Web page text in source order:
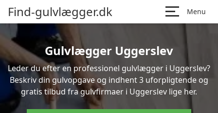
Find-gulvlægger.dk Menu
Gulvlægger Uggerslev
Leder du efter en professionel gulvlægger i Uggerslev?
Beskriv din gulvopgave og indhent 3 uforpligtende og
gratis tilbud fra gulvfirmaer i Uggerslev lige her.